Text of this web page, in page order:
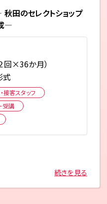
田のセレクトショップ
—
回×36か月）
式
接客スタッフ
受講
続きを見る